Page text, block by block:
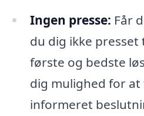
Ingen presse: Får
du dig ikke
første og bedste
dig mulighed for at
informeret